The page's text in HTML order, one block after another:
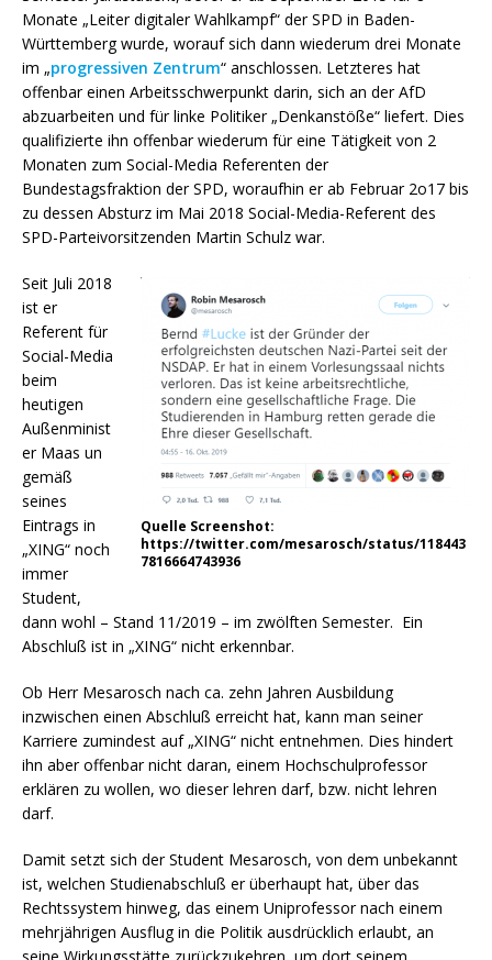
Monate „Leiter digitaler Wahlkampf“ der SPD in Baden-
Württemberg wurde, worauf sich dann wiederum drei Monate
im „progressiven Zentrum“ anschlossen. Letzteres hat
offenbar einen Arbeitsschwerpunkt darin, sich an der AfD
abzuarbeiten und für linke Politiker „Denkanstöße“ liefert. Dies
qualifizierte ihn offenbar wiederum für eine Tätigkeit von 2
Monaten zum Social-Media Referenten der
Bundestagsfraktion der SPD, woraufhin er ab Februar 2o17 bis
zu dessen Absturz im Mai 2018 Social-Media-Referent des
SPD-Parteivorsitzenden Martin Schulz war.
Quelle Screenshot:
https://twitter.com/mesarosch/status/118443
7816664743936
Seit Juli 2018
ist er
Referent für
Social-Media
beim
heutigen
Außenminist
er Maas un
gemäß
seines
Eintrags in
„XING“ noch
immer
Student,
dann wohl – Stand 11/2019 – im zwölften Semester. Ein
Abschluß ist in „XING“ nicht erkennbar.
Ob Herr Mesarosch nach ca. zehn Jahren Ausbildung
inzwischen einen Abschluß erreicht hat, kann man seiner
Karriere zumindest auf „XING“ nicht entnehmen. Dies hindert
ihn aber offenbar nicht daran, einem Hochschulprofessor
erklären zu wollen, wo dieser lehren darf, bzw. nicht lehren
darf.
Damit setzt sich der Student Mesarosch, von dem unbekannt
ist, welchen Studienabschluß er überhaupt hat, über das
Rechtssystem hinweg, das einem Uniprofessor nach einem
mehrjährigen Ausflug in die Politik ausdrücklich erlaubt, an
seine Wirkungsstätte zurückzukehren, um dort seinem